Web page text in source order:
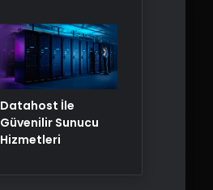
Datahost İle
Güvenilir Sunucu
Hizmetleri